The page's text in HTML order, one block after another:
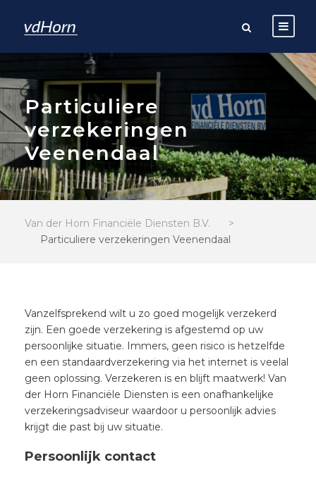
Particuliere
verzekeringen
Veenendaal
Van der Horn Financiële Diensten B.V.
>
Particuliere verzekeringen Veenendaal
Vanzelfsprekend wilt u zo goed mogelijk verzekerd
zijn. Een goede verzekering is afgestemd op uw
persoonlijke situatie. Immers, geen risico is hetzelfde
en een standaardverzekering via het internet is veelal
geen oplossing. Verzekeren is en blijft maatwerk! Van
der Horn Financiële Diensten is een onafhankelijke
verzekeringsadviseur waardoor u persoonlijk advies
krijgt die past bij uw situatie.
Persoonlijk contact